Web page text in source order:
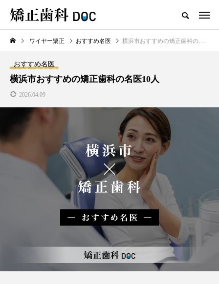
TOP ワイヤー矯正 マウスピース矯正
新着記事
ワイヤー矯正
テスト用_東京都おすすめの矯
正歯科の名医28人
マウスピース矯正
マウスピース型矯正治療後に
保定は必要?リテーナーの装着
期間や時間、注意点も解説
注目のトピック
ワイヤー矯正 おすすめ名医 横浜市おすすめの矯正歯科の名医10人
おすすめ名医
横浜市おすすめの矯正歯科の名医10人
2026.04.09